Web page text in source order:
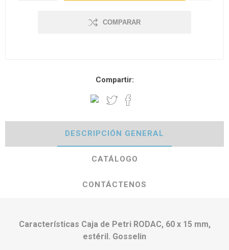
COMPARAR
Compartir:
DESCRIPCIÓN GENERAL
CATÁLOGO
CONTÁCTENOS
Características Caja de Petri RODAC, 60 x 15 mm,
estéril. Gosselin